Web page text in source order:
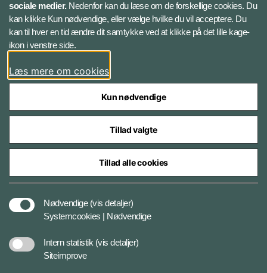
LinkedIn
Instagram
Styrelser og myndigheder under Forsvarsministeriet
sociale medier.Nedenfor kan du læse om de forskellige cookies. Du
kan klikke Kun nødvendige, eller vælge hvilke du vil acceptere. Du
kan til hver en tid ændre dit samtykke ved at klikke på det lille kage-
ikon i venstre side.
Læs mere om cookies
Kun nødvendige
Tillad valgte
Tillad alle cookies
Nødvendige (vis detaljer)
Systemcookies | Nødvendige
Intern statistik (vis detaljer)
Siteimprove